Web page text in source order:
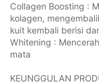
Collagen Boosting :
kolagen,
kuit kembali berisi
Whitening :
mata
KEUNGGULAN